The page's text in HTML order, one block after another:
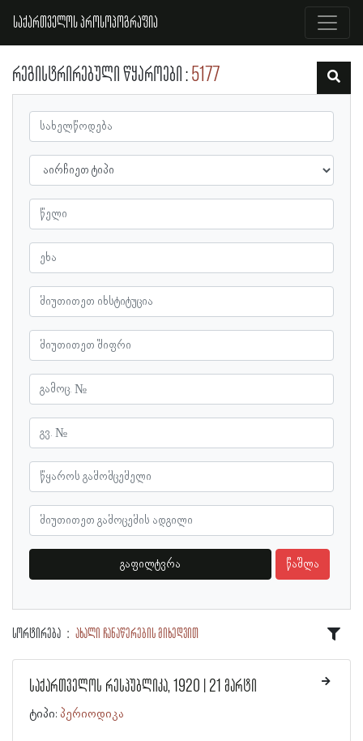
საქართველოს პროსოპოგრაფია
რეგისტრირებული წყაროები 5177
გაფილტვრა წაშლა
სორტირება ახალი ჩანაწერების მიხედვით
საქართველოს რესპუბლიკა, 1920 | 21 მარტი
ტიპი: პერიოდიკა